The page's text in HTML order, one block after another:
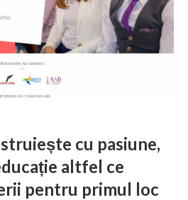
cu pasiune,
altfel ce
pentru primul loc